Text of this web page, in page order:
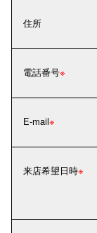
住所
電話番号
E-mail
来店希望日時